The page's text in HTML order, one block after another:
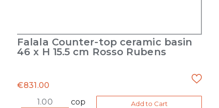
Falala Counter-top ceramic basin
46 x H 15.5 cm Rosso Rubens
€831.00
cop
Add to Cart